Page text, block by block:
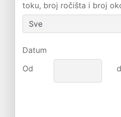
toku, broj ročišta i broj
Datum
Od